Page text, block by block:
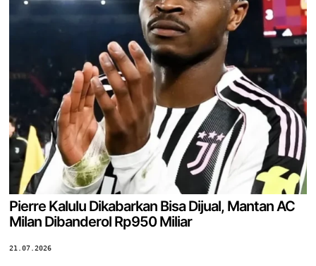
Pierre Kalulu Dikabarkan Bisa Dijual, Mantan AC
Milan Dibanderol Rp950 Miliar
21.07.2026